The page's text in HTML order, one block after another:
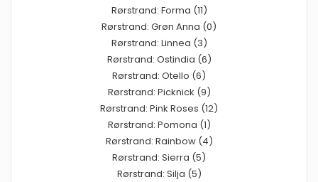
Rørstrand: Forma (11)
Rørstrand: Grøn Anna (0)
Rørstrand: Linnea (3)
Rørstrand: Ostindia (6)
Rørstrand: Otello (6)
Rørstrand: Picknick (9)
Rørstrand: Pink Roses (12)
Rørstrand: Pomona (1)
Rørstrand: Rainbow (4)
Rørstrand: Sierra (5)
Rørstrand: Silja (5)